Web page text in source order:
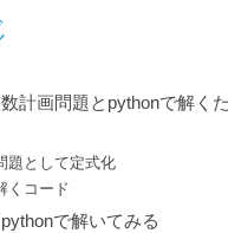
計画問題とpythonで解く
題として定式化
くコード
で解いてみる